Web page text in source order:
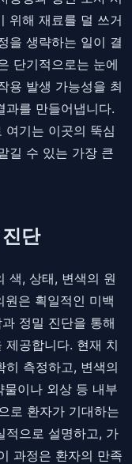
위해 재료를 덜 쓰거
을 생략하는 일이 결
단기적으로는 눈에
용 발생 가능성을 최
과를 만들어냅니다.
여기는 이곳의 뚝심
길 수 있는 가장 큰
단
색, 상태, 변색의 원
은 획일적인 미백
정밀 진단을 통해
공합니다. 현재 치
측정하고, 변색의
이나 외상 등 내부
로 환자가 기대하는
적으로 설명하고, 가
과정은 환자의 만족